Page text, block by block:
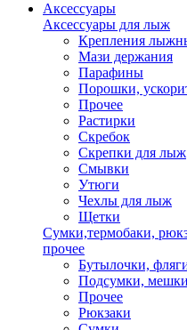
Аксессуары
Аксессуары для лыж
Крепления
Мази держания
Парафины
Порошки,
Прочее
Растирки
Скребок
Скрепки для лыж
Смывки
Утюги
Чехлы для лыж
Щетки
Сумки,термобаки,
прочее
Бутылочки,
Подсумки,
Прочее
Рюкзаки